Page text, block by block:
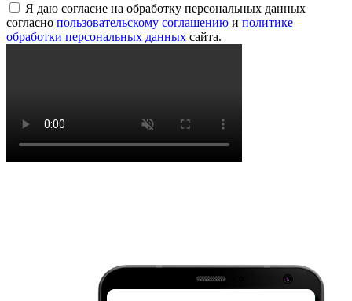
Я даю согласие на обработку персональных данных
согласно пользовательскому соглашению и политике
обработки персональных данных сайта.